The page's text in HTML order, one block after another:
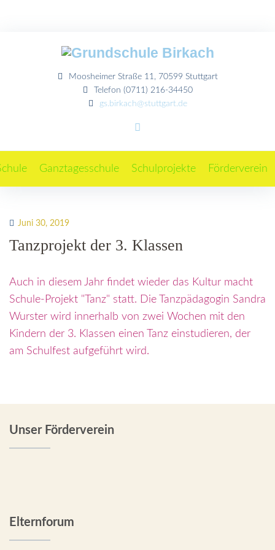
Moosheimer Straße 11, 70599 Stuttgart
Telefon (0711) 216-34450
gs.birkach@stuttgart.de
Ganztagesschule Schulprojekte Förderverein
Juni 30, 2019
Tanzprojekt der 3. Klassen
Auch in diesem Jahr findet wieder das Kultur macht
Schule-Projekt "Tanz" statt. Die Tanzpädagogin Sandra
Wurster wird innerhalb von zwei Wochen mit den
Kindern der 3. Klassen einen Tanz einstudieren, der
am Schulfest aufgeführt wird.
Unser Förderverein
Elternforum